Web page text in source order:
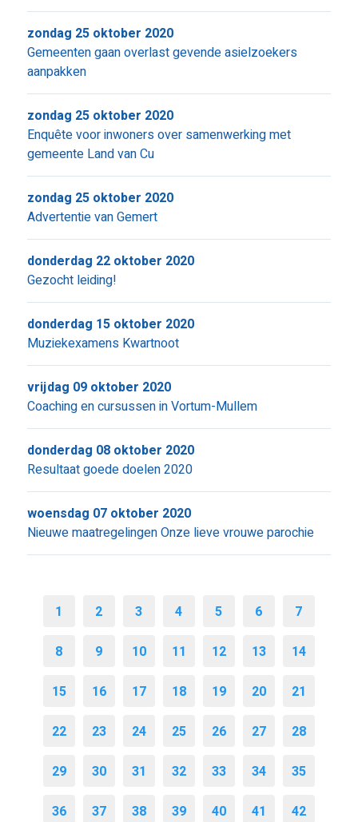
Gemeenten gaan overlast gevende asielzoekers
aanpakken
zondag 25 oktober 2020
Enquête voor inwoners over samenwerking met
gemeente Land van Cu
zondag 25 oktober 2020
Advertentie van Gemert
zondag 25 oktober 2020
Gezocht leiding!
donderdag 22 oktober 2020
Muziekexamens Kwartnoot
donderdag 15 oktober 2020
Coaching en cursussen in Vortum-Mullem
vrijdag 09 oktober 2020
Resultaat goede doelen 2020
donderdag 08 oktober 2020
Nieuwe maatregelingen Onze lieve vrouwe parochie
woensdag 07 oktober 2020
1 2 3 4 5 6 7
8 9 10 11 12 13 14
15 16 17 18 19 20 21
22 23 24 25 26 27 28
29 30 31 32 33 34 35
36 37 38 39 40 41 42